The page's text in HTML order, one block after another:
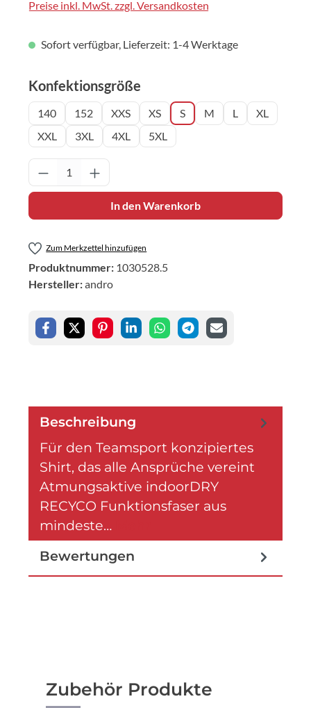
Preise inkl. MwSt. zzgl. Versandkosten
Sofort verfügbar, Lieferzeit: 1-4 Werktage
Konfektionsgröße
140 152 XXS XS S M L
XL
XXL
3XL 4XL 5XL
Produkt Anzahl: Gib den gewünschten
In den Warenkorb
Zum Merkzettel hinzufügen
Produktnummer: 1030528.5
Hersteller:andro
Beschreibung
Für den Teamsport konzipiertes
Shirt, das alle Ansprüche vereint
Atmungsaktive indoorDRY
RECYCO Funktionsfaser aus
mindeste…
Bewertungen
Produktgalerie überspringen
Zubehör Produkte